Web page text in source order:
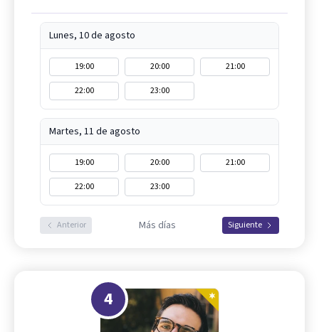
Lunes, 10 de agosto
19:00 20:00
21:00
22:00
23:00
Martes, 11 de agosto
19:00 20:00
21:00
22:00
23:00
Anterior Más días Siguiente
4